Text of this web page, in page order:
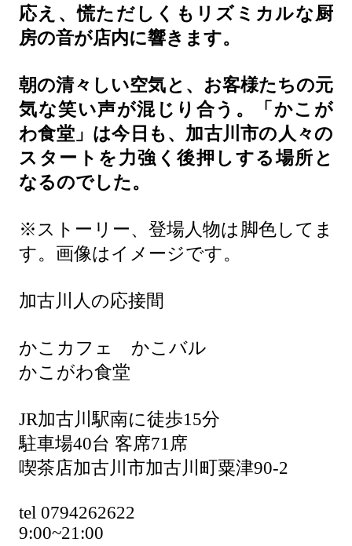
応え、慌ただしくもリズミカルな厨
房の音が店内に響きます。
朝の清々しい空気と、お客様たちの元
気な笑い声が混じり合う。「かこが
わ食堂」は今日も、加古川市の人々の
スタートを力強く後押しする場所と
なるのでした。
※ストーリー、登場人物は脚色してま
す。画像はイメージです。
加古川人の応接間
かこカフェ かこバル
かこがわ食堂
JR加古川駅南に徒歩15分
駐車場40台 客席71席
喫茶店加古川市加古川町粟津90-2
tel 0794262622
9:00~21:00